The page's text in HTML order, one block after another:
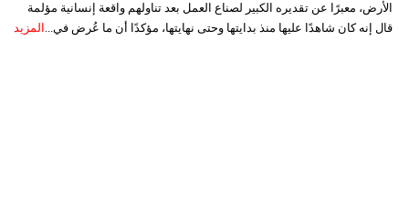
الأرض، معبرًا عن تقديره الكبير لصناع العمل بعد تناولهم واقعة إنسانية مؤلمة
قال إنه كان شاهدًا عليها منذ بدايتها وحتى نهايتها، مؤكدًا أن ما عُرض في... المزيد